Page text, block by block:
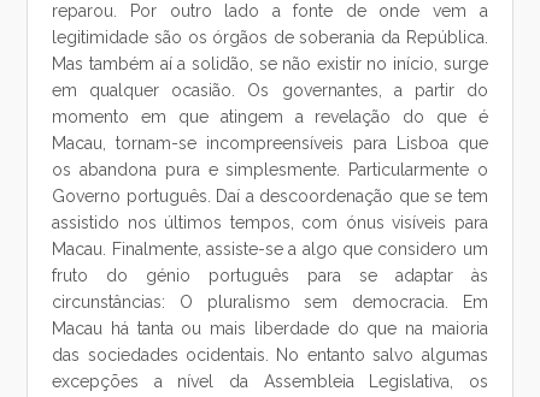
reparou. Por outro lado a fonte de onde vem a
legitimidade são os órgãos de soberania da República.
Mas também aí a solidão, se não existir no início, surge
em qualquer ocasião. Os governantes, a partir do
momento em que atingem a revelação do que é
Macau, tornam-se incompreensíveis para Lisboa que
os abandona pura e simplesmente. Particularmente o
Governo português. Daí a descoordenação que se tem
assistido nos últimos tempos, com ónus visíveis para
Macau. Finalmente, assiste-se a algo que considero um
fruto do génio português para se adaptar às
circunstâncias: O pluralismo sem democracia. Em
Macau há tanta ou mais liberdade do que na maioria
das sociedades ocidentais. No entanto salvo algumas
excepções a nível da Assembleia Legislativa, os